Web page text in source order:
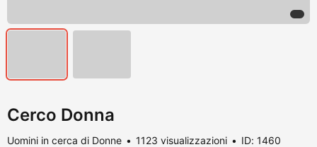
Cerco Donna
Uomini in cerca di Donne 1123 visualizzazioni ID: 1460